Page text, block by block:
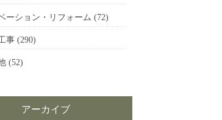
ーション・リフォーム (72)
事(290)
(52)
アーカイブ